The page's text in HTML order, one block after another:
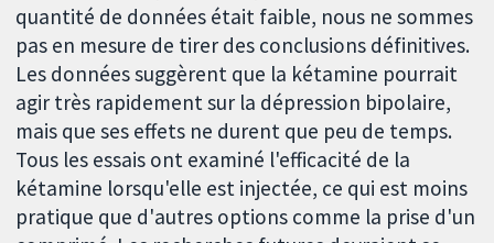
quantité de données était faible, nous ne sommes
pas en mesure de tirer des conclusions définitives.
Les données suggèrent que la kétamine pourrait
agir très rapidement sur la dépression bipolaire,
mais que ses effets ne durent que peu de temps.
Tous les essais ont examiné l'efficacité de la
kétamine lorsqu'elle est injectée, ce qui est moins
pratique que d'autres options comme la prise d'un